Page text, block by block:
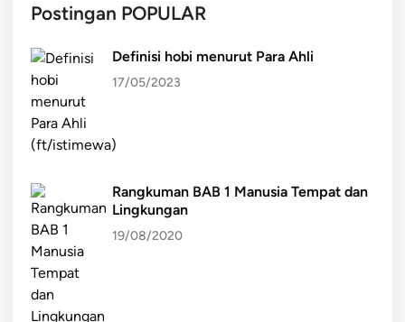
Postingan POPULAR
Definisi hobi menurut Para Ahli
17/05/2023
Rangkuman BAB 1 Manusia Tempat dan
Lingkungan
19/08/2020